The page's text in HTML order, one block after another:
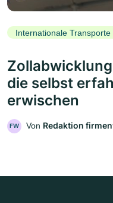
Internationale Transporte
die selbst
erwischen
FW Von Redaktion